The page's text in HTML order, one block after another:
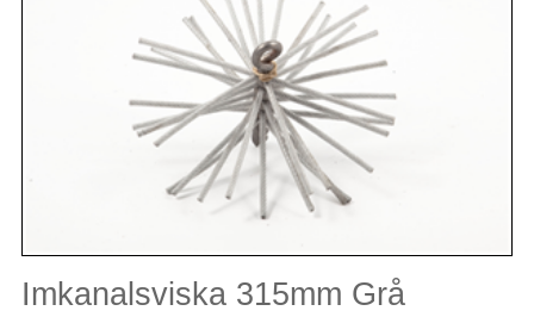
Imkanalsviska 315mm Grå